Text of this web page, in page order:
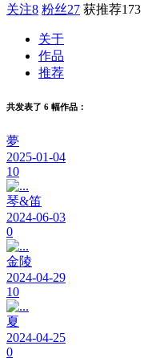
关注8 粉丝27 获推荐173
关于
作品
推荐
共发表了 6 幅作品：
夢
2025-01-04
10
琴&笛
2024-06-03
0
金陵
2024-04-29
10
夏
2024-04-25
0